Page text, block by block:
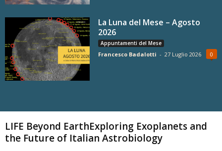
La Luna del Mese – Agosto
2026
Appuntamenti del Mese
Francesco Badalotti - 27 Luglio 2026 0
LIFE Beyond EarthExploring Exoplanets and
the Future of Italian Astrobiology